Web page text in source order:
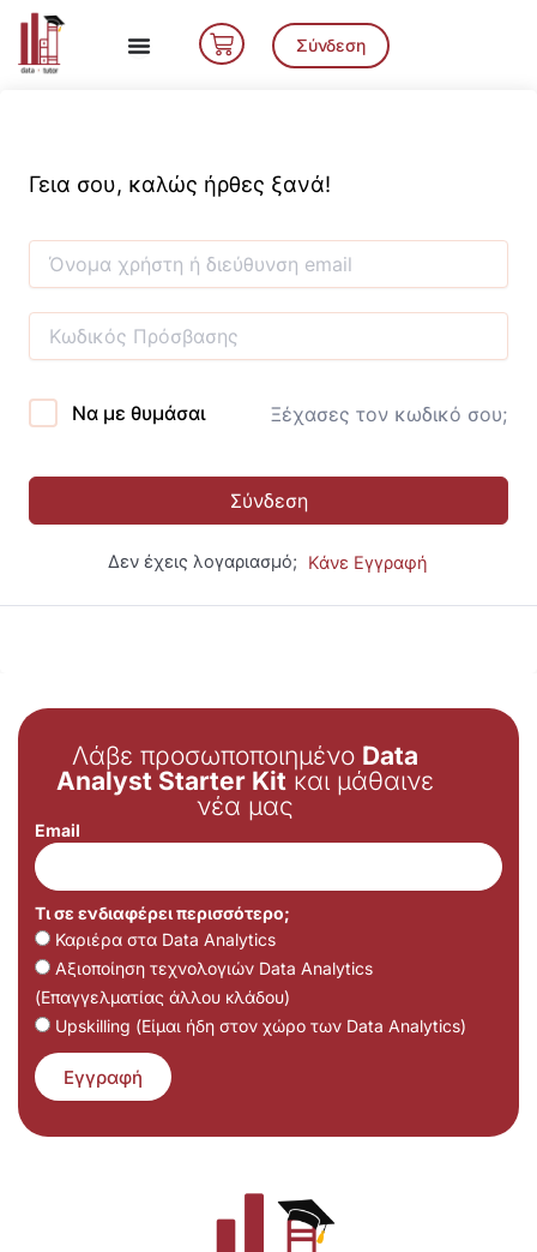
Μετάβαση
περιεχόμενο
Cart Σύνδεση
Γεια σου, καλώς ήρθες ξανά!
Να με θυμάσαι Ξέχασες τον κωδικό σου;
Σύνδεση
Δεν έχεις λογαριασμό; Κάνε Εγγραφή
Λάβε προσωποποιημένο Data
Analyst Starter Kit και μάθαινε
νέα μας
Email
Τι σε ενδιαφέρει περισσότερο;
Καριέρα στα Data Analytics
Αξιοποίηση τεχνολογιών Data Analytics
(Επαγγελματίας άλλου κλάδου)
Upskilling (Είμαι ήδη στον χώρο των Data Analytics)
Εγγραφή